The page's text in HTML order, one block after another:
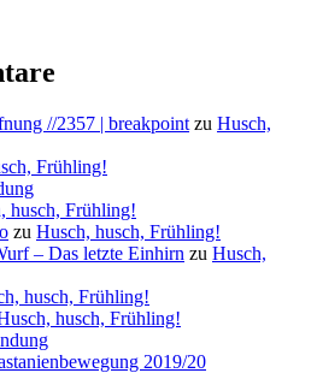
//2357 | breakpoint zu Husch,
Frühling!
husch, Frühling!
zu Husch, husch, Frühling!
– Das letzte Einhirn zu Husch,
husch, Frühling!
husch, Frühling!
2019/20